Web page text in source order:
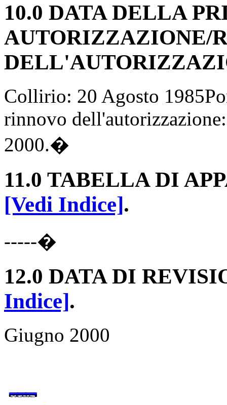
10.0 DATA DELLA
AUTORIZZAZIONE/
Collirio: 20 Agosto
rinnovo
2000.�
11.0 TABELLA DI
[Vedi Indice].
-----�
12.0 DATA DI
Indice].
Giugno 2000